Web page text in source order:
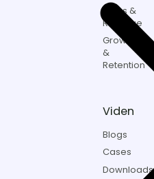
Sales &
Revenue
Growth
&
Retention
Viden
Blogs
Cases
Downloads